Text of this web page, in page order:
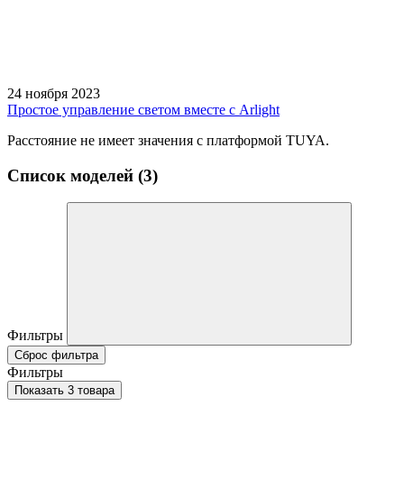
24 ноября 2023
Простое управление светом вместе с Arlight
Расстояние не имеет значения с платформой TUYA.
Список моделей (3)
Фильтры
Сброс фильтра
Фильтры
Показать 3 товара